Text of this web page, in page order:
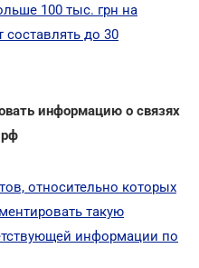
100 тыс. грн на
до 30
информацию о связях
рф
относительно которых
такую
информации по